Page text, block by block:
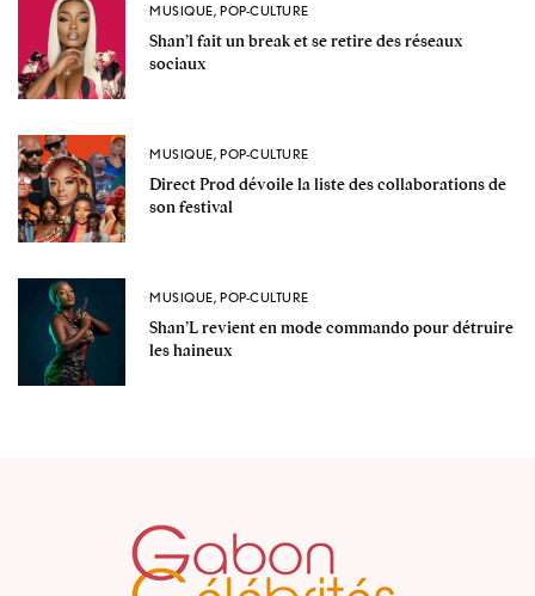
MUSIQUE, POP-CULTURE
Shan’l fait un break et se retire des réseaux
sociaux
MUSIQUE, POP-CULTURE
Direct Prod dévoile la liste des collaborations de
son festival
MUSIQUE, POP-CULTURE
Shan’L revient en mode commando pour détruire
les haineux